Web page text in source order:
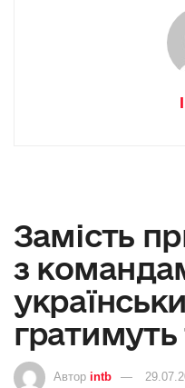
Замість
з
Автор intb